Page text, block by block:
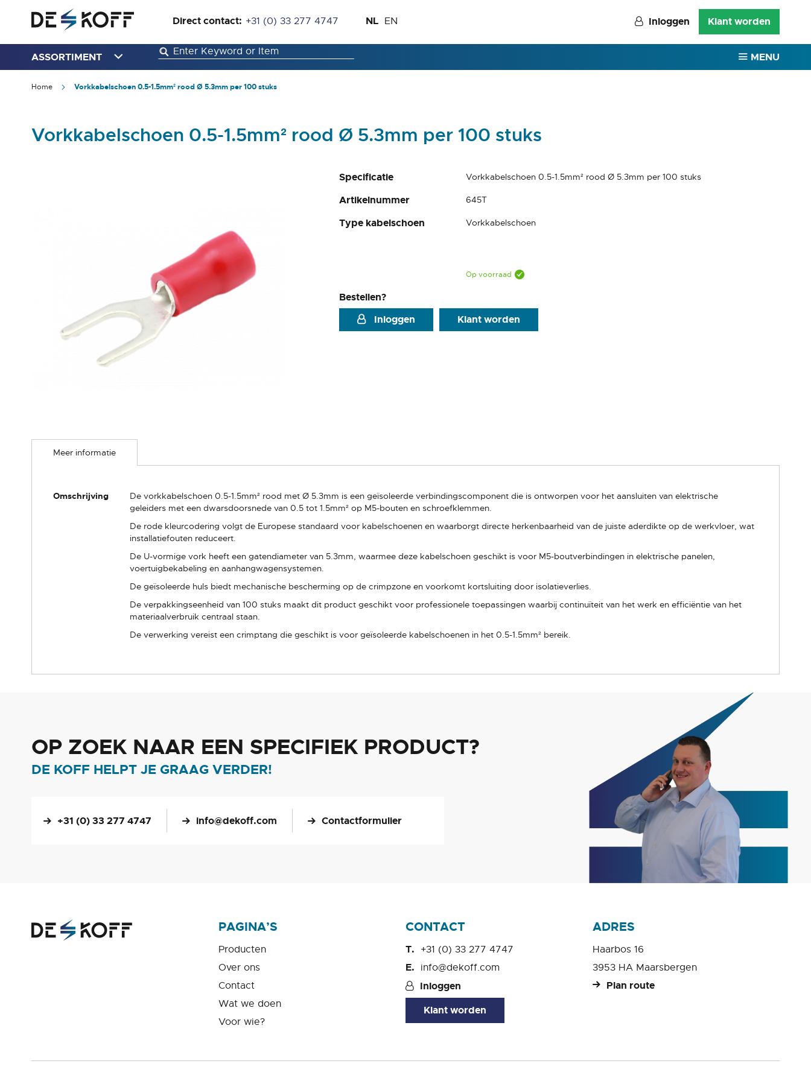
Direct contact: +31 (0) 33 277 4747
de
inhoud
Taal
NL EN Inloggen Klant worden
ASSORTIMENT MENU
Home Vorkkabelschoen 0.5-1.5mm² rood Ø 5.3mm per 100 stuks
Vorkkabelschoen 0.5-1.5mm² rood Ø 5.3mm per 100 stuks
Specificatie Vorkkabelschoen 0.5-1.5mm² rood Ø 5.3mm per 100 stuks
Artikelnummer 645T
Type kabelschoen Vorkkabelschoen
Op voorraad
Bestellen?
Inloggen
Klant worden
naar
afbeeldingen-
Meer informatie
Meer
informatie
Omschrijving
De vorkkabelschoen 0.5-1.5mm² rood met Ø 5.3mm is een geïsoleerde verbindingscomponent die is ontworpen voor het aansluiten van elektrische
geleiders met een dwarsdoorsnede van 0.5 tot 1.5mm² op M5-bouten en schroefklemmen.
De rode kleurcodering volgt de Europese standaard voor kabelschoenen en waarborgt directe herkenbaarheid van de juiste aderdikte op de werkvloer, wat
installatiefouten reduceert.
De U-vormige vork heeft een gatendiameter van 5.3mm, waarmee deze kabelschoen geschikt is voor M5-boutverbindingen in elektrische panelen,
voertuigbekabeling en aanhangwagensystemen.
De geïsoleerde huls biedt mechanische bescherming op de crimpzone en voorkomt kortsluiting door isolatieverlies.
De verpakkingseenheid van 100 stuks maakt dit product geschikt voor professionele toepassingen waarbij continuïteit van het werk en efficiëntie van het
materiaalverbruik centraal staan.
De verwerking vereist een crimptang die geschikt is voor geïsoleerde kabelschoenen in het 0.5-1.5mm² bereik.
OP ZOEK NAAR EEN SPECIFIEK PRODUCT?
DE KOFF HELPT JE GRAAG VERDER!
+31 (0) 33 277 4747 info@dekoff.com Contactformulier
PAGINA’S
Producten
Over ons
Contact
Wat we doen
Voor wie?
CONTACT
+31 (0) 33 277 4747
info@dekoff.com
Inloggen
Klant worden
ADRES
Haarbos 16
3953 HA Maarsbergen
Plan route